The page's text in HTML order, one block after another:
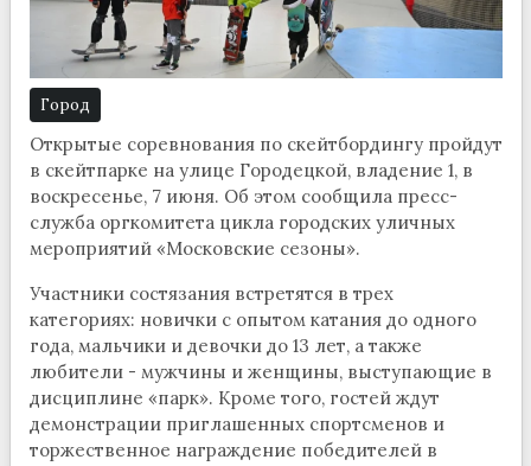
Город
Открытые соревнования по скейтбордингу пройдут
в скейтпарке на улице Городецкой, владение 1, в
воскресенье, 7 июня. Об этом сообщила пресс-
служба оргкомитета цикла городских уличных
мероприятий «Московские сезоны».
Участники состязания встретятся в трех
категориях: новички с опытом катания до одного
года, мальчики и девочки до 13 лет, а также
любители - мужчины и женщины, выступающие в
дисциплине «парк». Кроме того, гостей ждут
демонстрации приглашенных спортсменов и
торжественное награждение победителей в